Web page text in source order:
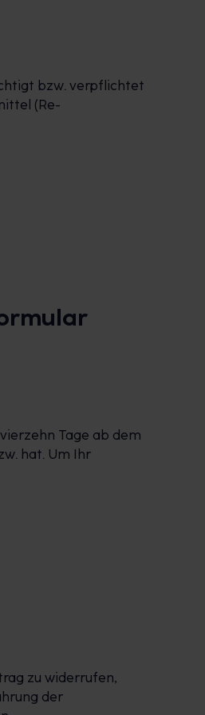
bzw. verpflichtet
(Re-
Tage ab dem
hat. Um Ihr
zu widerrufen,
der